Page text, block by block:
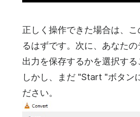
正しく操作できた場合は、
るはずです。次に、あなた
出力を保存するかを選択する
しかし、まだ "Start "ボタン
ださい。